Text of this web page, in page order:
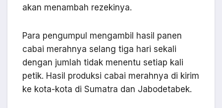
akan menambah rezekinya.
Para pengumpul mengambil hasil panen
cabai merahnya selang tiga hari sekali
dengan jumlah tidak menentu setiap kali
petik. Hasil produksi cabai merahnya di kirim
ke kota-kota di Sumatra dan Jabodetabek.